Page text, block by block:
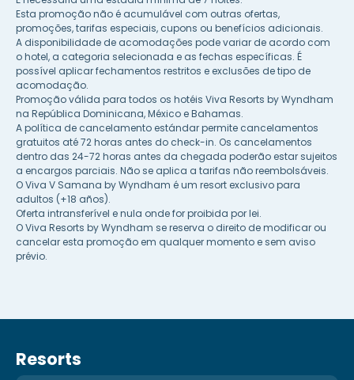
Esta promoção não é acumulável com outras ofertas,
promoções, tarifas especiais, cupons ou benefícios adicionais.
A disponibilidade de acomodações pode variar de acordo com
o hotel, a categoria selecionada e as fechas específicas. É
possível aplicar fechamentos restritos e exclusões de tipo de
acomodação.
Promoção válida para todos os hotéis Viva Resorts by Wyndham
na República Dominicana, México e Bahamas.
A política de cancelamento estándar permite cancelamentos
gratuitos até 72 horas antes do check-in. Os cancelamentos
dentro das 24-72 horas antes da chegada poderão estar sujeitos
a encargos parciais. Não se aplica a tarifas não reembolsáveis.
O Viva V Samana by Wyndham é um resort exclusivo para
adultos (+18 años).
Oferta intransferível e nula onde for proibida por lei.
O Viva Resorts by Wyndham se reserva o direito de modificar ou
cancelar esta promoção em qualquer momento e sem aviso
prévio.
Resorts